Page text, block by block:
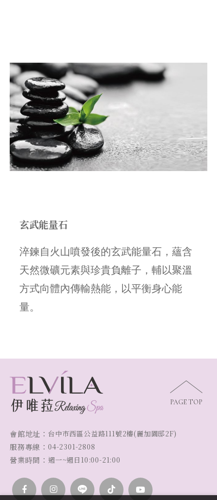
玄武能量石
淬鍊自火山噴發後的玄武能量石，蘊含
天然微礦元素與珍貴負離子，輔以聚溫
方式向體內傳輸熱能，以平衡身心能
量。
會館地址： 台中市西區公益路111號2樓(麗加園邸2F)
服務專線： 04-2301-2808
營業時間： 週一~週日10:00-21:00
PAGE TOP